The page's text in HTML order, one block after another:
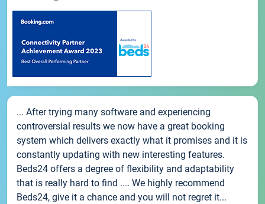
... After trying many software and experiencing
controversial results we now have a great booking
system which delivers exactly what it promises and it is
constantly updating with new interesting features.
Beds24 offers a degree of flexibility and adaptability
that is really hard to find .... We highly recommend
Beds24, give it a chance and you will not regret it...